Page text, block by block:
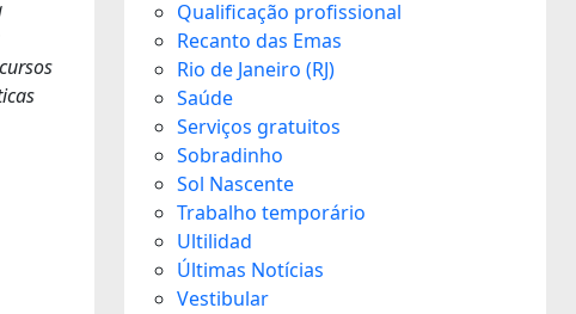
Qualificação profissional
Recanto das Emas
Rio de Janeiro (RJ)
Saúde
Serviços gratuitos
Sobradinho
Sol Nascente
Trabalho temporário
Ultilidad
Últimas Notícias
Vestibular